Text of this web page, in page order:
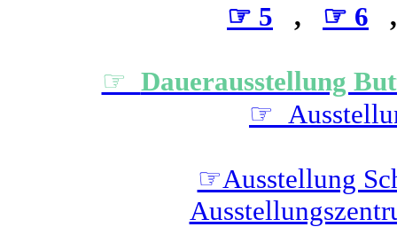
☞ 5 , ☞ 6
☞ Dauerausstellung
☞
☞Ausstellung